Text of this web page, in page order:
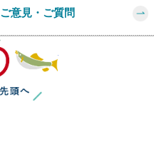
ご意見・ご質問